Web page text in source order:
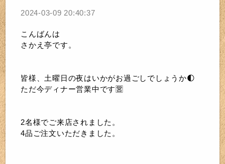
2024-03-09 20:40:37
こんばんは
さかえ亭です。
皆様、土曜日の夜はいかがお過ごしでしょうか🌓
ただ今ディナー営業中です🈺
2名様でご来店されました。
4品ご注文いただきました。